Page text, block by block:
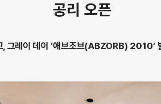
공리 오픈
, 그레이 데이 ‘애브조브(ABZORB) 2010’